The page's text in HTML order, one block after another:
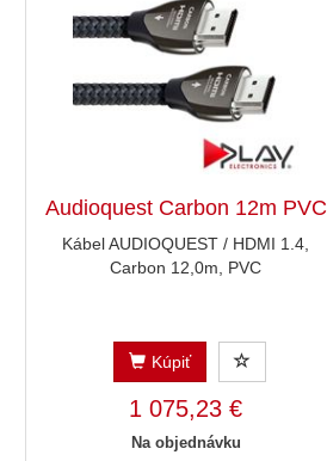
Audioquest Carbon 12m PVC
Kábel AUDIOQUEST / HDMI 1.4,
Carbon 12,0m, PVC
Kúpiť
1 075,23 €
Na objednávku